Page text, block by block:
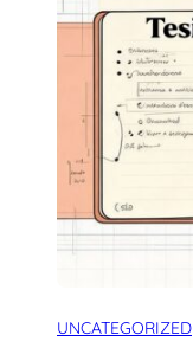
UNCATEGORIZED